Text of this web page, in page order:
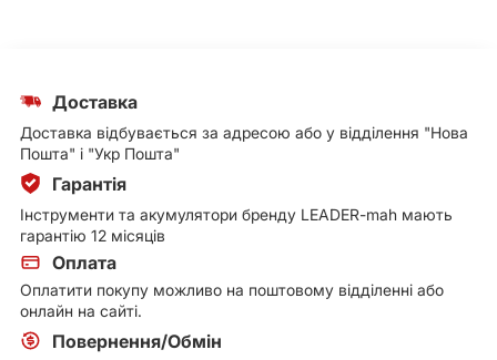
Доставка
Доставка відбувається за адресою або у відділення "Нова
Пошта" і "Укр Пошта"
Гарантія
Інструменти та акумулятори бренду LEADER-mah мають
гарантію 12 місяців
Оплата
Оплатити покупу можливо на поштовому відділенні або
онлайн на сайті.
Повернення/Обмін